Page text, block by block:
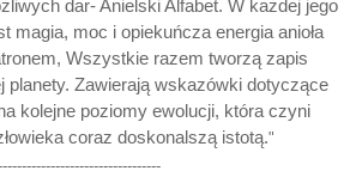
dar- Anielski Alfabet. W każdej jego
magia, moc i opiekuńcza energia anioła
Wszystkie razem tworzą zapis
planety. Zawierają wskazówki dotyczące
kolejne poziomy ewolucji, która czyni
coraz doskonalszą istotą."